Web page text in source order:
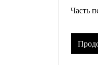
Часть